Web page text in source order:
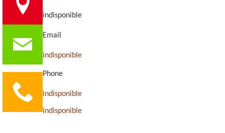
indisponible
Email
indisponible
Phone
indisponible
indisponible